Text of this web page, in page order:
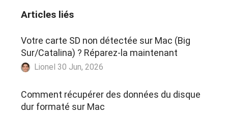
Articles liés
Votre carte SD non détectée sur Mac (Big
Sur/Catalina) ? Réparez-la maintenant
Lionel 30 Jun, 2026
Comment récupérer des données du disque
dur formaté sur Mac